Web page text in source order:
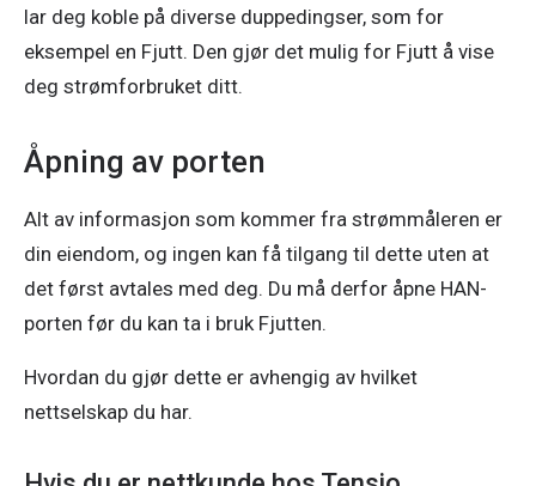
lar deg koble på diverse duppedingser, som for
eksempel en Fjutt. Den gjør det mulig for Fjutt å vise
deg strømforbruket ditt.
Åpning av porten
Alt av informasjon som kommer fra strømmåleren er
din eiendom, og ingen kan få tilgang til dette uten at
det først avtales med deg. Du må derfor åpne HAN-
porten før du kan ta i bruk Fjutten.
Hvordan du gjør dette er avhengig av hvilket
nettselskap du har.